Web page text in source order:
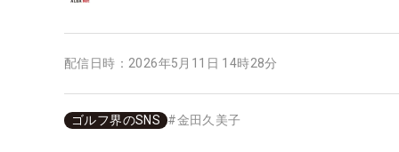
配信日時： 2026年5月11日 14時28分
ゴルフ界のSNS #金田久美子